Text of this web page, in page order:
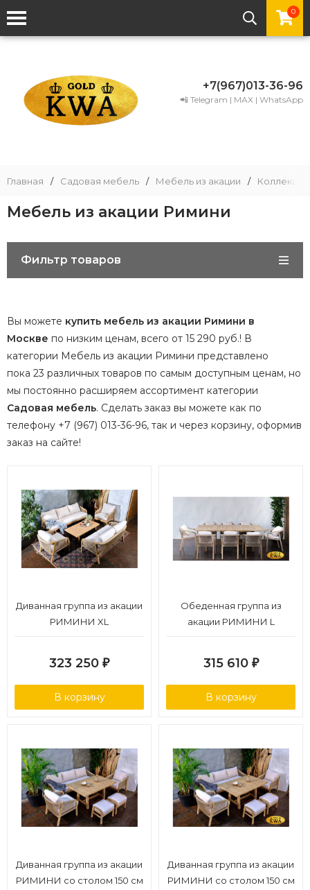
0
+7(967)013-36-96
📲 Telegram | MAX | WhatsApp
Главная / Садовая мебель / Мебель из акации /
Мебель из акации Римини
Фильтр товаров
Вы можете купить мебель из акации Римини в
Москве по низким ценам, всего от 15 290 руб.! В
категории Мебель из акации Римини представлено
пока 23 различных товаров по самым доступным ценам, но
мы постоянно расширяем ассортимент категории
Садовая мебель. Сделать заказ вы можете как по
телефону +7 (967) 013-36-96, так и через корзину, оформив
заказ на сайте!
Диванная группа из акации
РИМИНИ XL
323 250 ₽
В корзину
Обеденная группа из
акации РИМИНИ L
315 610 ₽
В корзину
Диванная группа из акации
РИМИНИ со столом 150 см
Диванная группа из акации
РИМИНИ со столом 150 см